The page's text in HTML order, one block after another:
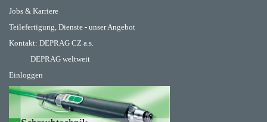
Jobs & Karriere
Teilefertigung, Dienste - unser Angebot
Kontakt: DEPRAG CZ a.s.
DEPRAG weltweit
Einloggen